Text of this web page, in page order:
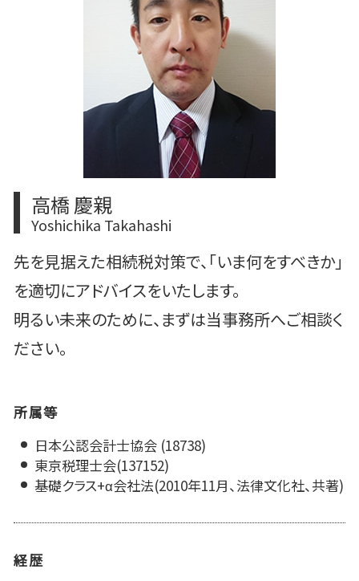
株式譲渡 消費税
中央区 上場準備
豊島区 買収監査
中央区 買収監査
文京区 相続税申告
豊島区 m&a
高橋 慶親
Yoshichika Takahashi
先を見据えた相続税対策で、「いま何をすべきか」
を適切にアドバイスをいたします。
明るい未来のために、まずは当事務所へご相談く
ださい。
所属等
日本公認会計士協会 (18738)
東京税理士会(137152)
基礎クラス+α会社法(2010年11月、法律文化社、共著)
経歴